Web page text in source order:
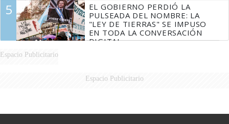
5
EL GOBIERNO PERDIÓ LA
PULSEADA DEL NOMBRE: LA
"LEY DE TIERRAS" SE IMPUSO
EN TODA LA CONVERSACIÓN
DIGITAL
Espacio Publicitario
Espacio Publicitario